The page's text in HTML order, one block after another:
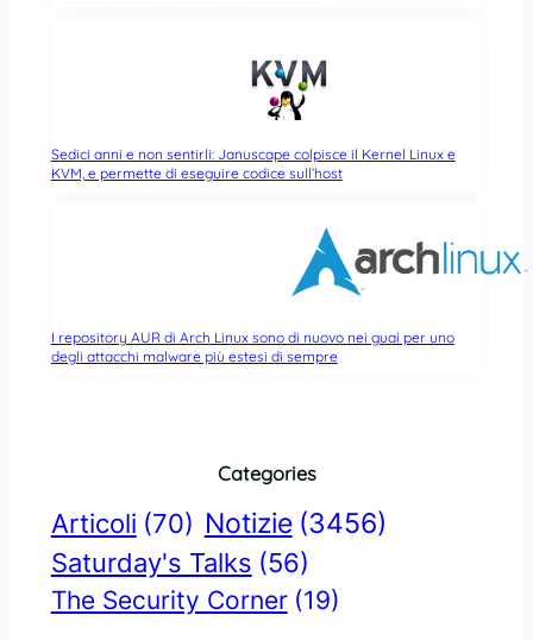
Sedici anni e non sentirli: Januscape colpisce il Kernel Linux e
KVM, e permette di eseguire codice sull’host
I repository AUR di Arch Linux sono di nuovo nei guai per uno
degli attacchi malware più estesi di sempre
Categories
Articoli (70) Notizie (3456)
Saturday's Talks (56)
The Security Corner (19)